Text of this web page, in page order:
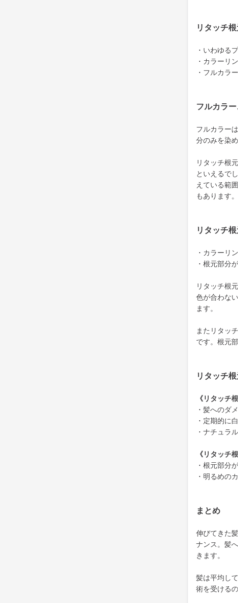
リタッチ
・いわゆる
・カラーリ
・フルカラ
フルカラ
フルカラー
分のみを染
リタッチ根
といえるで
えている範
もあります。
リタッチ
・カラーリ
・根元部分
リタッチ根
色が合わな
ます。
またリタッ
です。根元
リタッチ
《リタッチ
・髪へのダ
・定期的に
・ナチュラ
《リタッチ
・根元部分
・明るめの
まとめ
伸びてきた
ナンス。髪
きます。
髪は平均し
術を受ける